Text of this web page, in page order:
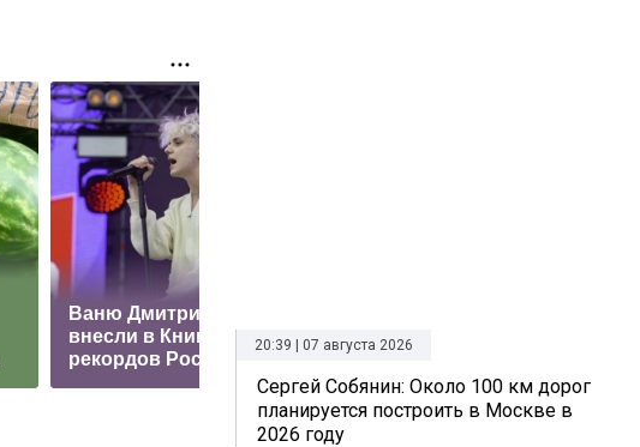
Ваню Дмитриенко
внесли в Книгу
рекордов России
Баскова особым
орденом
20:39 | 07 августа 2026
Сергей Собянин: Около 100 км дорог
планируется построить в Москве в
2026 году